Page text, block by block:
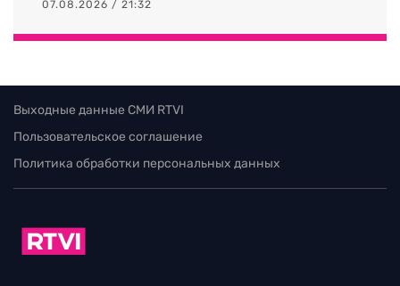
07.08.2026 / 21:32
Выходные данные СМИ RTVI
Пользовательское соглашение
Политика обработки персональных данных